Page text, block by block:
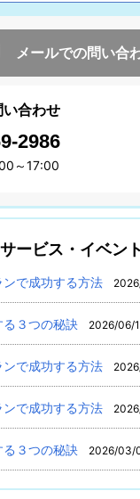
メールでの問い合
合わせ
2986
～17:00
ービス・イベン
で成功する方法
３つの秘訣 2026/06/
で成功する方法
で成功する方法
３つの秘訣 2026/03/